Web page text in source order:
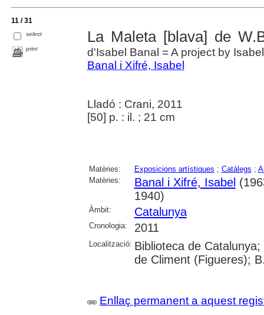
11 / 31
select
print
La Maleta [blava] de
d'Isabel Banal = A project by
Banal i Xifré, Isabel
Lladó : Crani, 2011
[50] p. : il. ; 21 cm
Matèries: Exposicions artístiques ; Catàlegs ;
Matèries:
Banal i Xifré, Isabel
1940)
Àmbit: Catalunya
Cronologia: 2011
Localització: Biblioteca de
de Climent (Figueres);
Enllaç permanent a aquest